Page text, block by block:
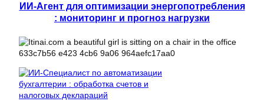
ИИ-Агент для оптимизации энергопотребления
: мониторинг и прогноз нагрузки